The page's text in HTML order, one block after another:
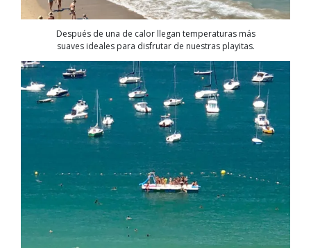
Después de una de calor llegan temperaturas más
suaves ideales para disfrutar de nuestras playitas.